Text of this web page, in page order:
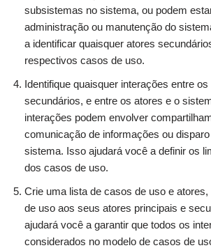
subsistemas no sistema, ou podem
administração ou manutenção do
a identificar quaisquer atores
respectivos casos de uso.
Identifique quaisquer interações entre
secundários, e entre os atores e o
interações podem envolver
comunicação de informações ou
sistema. Isso ajudará você a definir os
dos casos de uso.
Crie uma lista de casos de uso e
de uso aos seus atores principais e
ajudará você a garantir que todos os
considerados no modelo de casos de